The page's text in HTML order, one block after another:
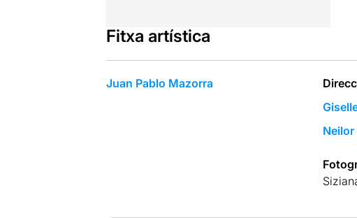
Fitxa artística
Juan Pablo Mazorra